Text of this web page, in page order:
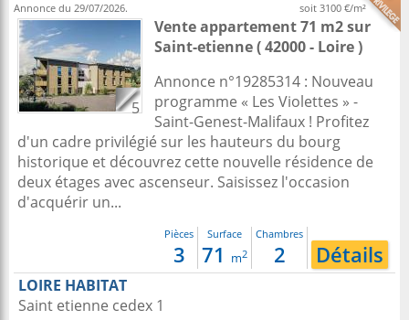
Annonce du 29/07/2026. soit 3100 €/m²
5
Vente appartement 71 m2sur
Saint-etienne( 42000 - Loire )
Annonce n°19285314 : Nouveau
programme « Les Violettes » -
Saint-Genest-Malifaux ! Profitez
d'un cadre privilégié sur les hauteurs du bourg
historique et découvrez cette nouvelle résidence de
deux étages avec ascenseur. Saisissez l'occasion
d'acquérir un...
Pièces
3
Surface
71 m2
Chambres
2 Détails
LOIRE HABITAT
Saint etienne cedex 1